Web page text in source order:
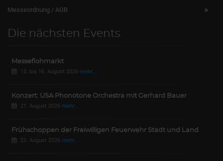
Messeordnung / AGB
Die nächsten Events
Messeflohmarkt
15. bis 16. August 2026 mehr...
Konzert: USA Phonotone Orchestra mit Gerhard Bauer
21. August 2026 mehr...
Frühschoppen der Freiwilligen Feuerwehr Stadt und Land
23. August 2026 mehr...